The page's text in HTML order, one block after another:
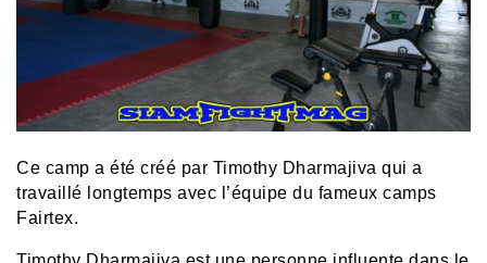
Ce camp a été créé par Timothy Dharmajiva qui a
travaillé longtemps avec l’équipe du fameux camps
Fairtex.